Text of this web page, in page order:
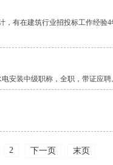
有在建筑行业招投标工作经验
安装中级职称，全职，带证应聘
2 下一页 末页